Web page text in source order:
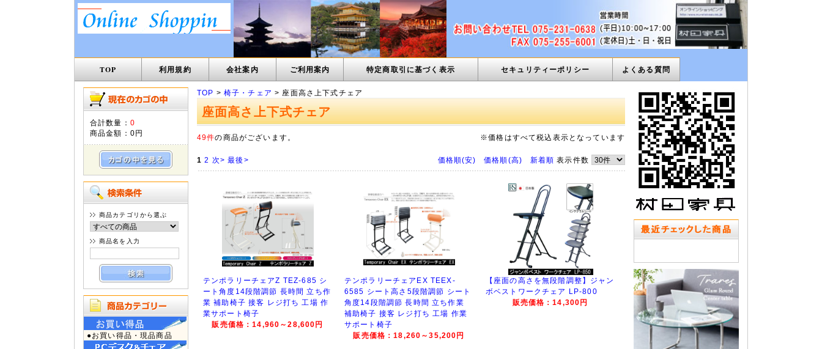
TOP 利用規約 会社案内 ご利用案内 特定商取引に基づく表示 セキュリティーポリシー よくある質問
合計数量： 0
商品金額： 0円
商品カテゴリから選ぶ
商品名を入力
●お買い得品・現品商品
TOP > 椅子・チェア > 座面高さ上下式チェア
座面高さ上下式チェア
49件の商品がございます。 ※価格はすべて税込表示となっています
価格順(安) 価格順(高) 新着順 表示件数
1 2 次> 最後>
テンポラリーチェアZ TEZ-685 シ
ート角度14段階調節 長時間 立ち作
業 補助椅子 接客 レジ打ち 工場 作
業サポート椅子
販売価格：14,960～28,600円
テンポラリーチェアEX TEEX-
6585 シート高さ5段階調節 シート
角度14段階調節 長時間 立ち作業
補助椅子 接客 レジ打ち 工場 作業
サポート椅子
販売価格：18,260～35,200円
【座面の高さを無段階調整】ジャン
ボベストワークチェア LP-800
販売価格：14,300円